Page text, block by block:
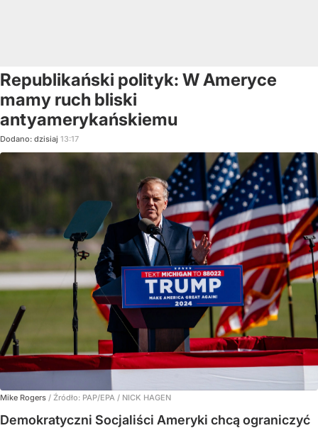
Republikański polityk: W Ameryce
mamy ruch bliski
antyamerykańskiemu
Dodano: dzisiaj 13:17
Mike Rogers / Źródło: PAP/EPA / NICK HAGEN
Demokratyczni Socjaliści Ameryki chcą ograniczyć